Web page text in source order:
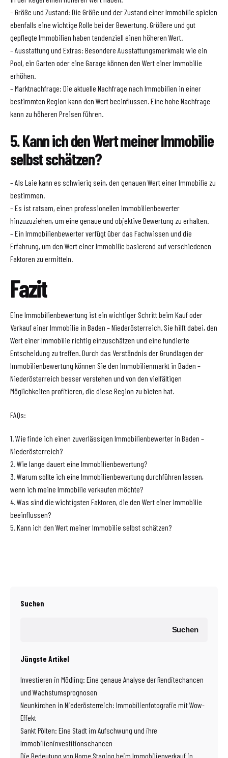
– Größe und Zustand: Die Größe und der Zustand einer Immobilie spielen
ebenfalls eine wichtige Rolle bei der Bewertung. Größere und gut
gepflegte Immobilien haben tendenziell einen höheren Wert.
– Ausstattung und Extras: Besondere Ausstattungsmerkmale wie ein
Pool, ein Garten oder eine Garage können den Wert einer Immobilie
erhöhen.
– Marktnachfrage: Die aktuelle Nachfrage nach Immobilien in einer
bestimmten Region kann den Wert beeinflussen. Eine hohe Nachfrage
kann zu höheren Preisen führen.
5. Kann ich den Wert meiner Immobilie
selbst schätzen?
– Als Laie kann es schwierig sein, den genauen Wert einer Immobilie zu
bestimmen.
– Es ist ratsam, einen professionellen Immobilienbewerter
hinzuzuziehen, um eine genaue und objektive Bewertung zu erhalten.
– Ein Immobilienbewerter verfügt über das Fachwissen und die
Erfahrung, um den Wert einer Immobilie basierend auf verschiedenen
Faktoren zu ermitteln.
Fazit
Eine Immobilienbewertung ist ein wichtiger Schritt beim Kauf oder
Verkauf einer Immobilie in Baden – Niederösterreich. Sie hilft dabei, den
Wert einer Immobilie richtig einzuschätzen und eine fundierte
Entscheidung zu treffen. Durch das Verständnis der Grundlagen der
Immobilienbewertung können Sie den Immobilienmarkt in Baden –
Niederösterreich besser verstehen und von den vielfältigen
Möglichkeiten profitieren, die diese Region zu bieten hat.
FAQs:
1. Wie finde ich einen zuverlässigen Immobilienbewerter in Baden –
Niederösterreich?
2. Wie lange dauert eine Immobilienbewertung?
3. Warum sollte ich eine Immobilienbewertung durchführen lassen,
wenn ich meine Immobilie verkaufen möchte?
4. Was sind die wichtigsten Faktoren, die den Wert einer Immobilie
beeinflussen?
5. Kann ich den Wert meiner Immobilie selbst schätzen?
Suchen
Suchen
Jüngste Artikel
Investieren in Mödling: Eine genaue Analyse der Renditechancen
und Wachstumsprognosen
Neunkirchen in Niederösterreich: Immobilienfotografie mit Wow-
Effekt
Sankt Pölten: Eine Stadt im Aufschwung und ihre
Immobilieninvestitionschancen
Die Bedeutung von Home Staging beim Immobilienverkauf in